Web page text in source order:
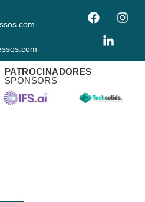
PATROCINADORES
SPONSORS